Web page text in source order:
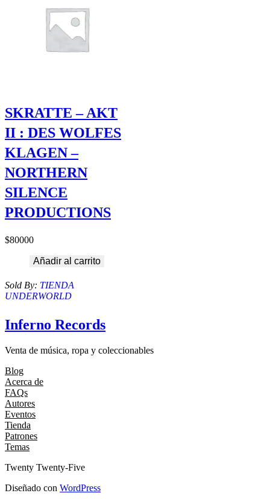
SKRATTE – AKT
II : DES WOLFES
KLAGEN –
NORTHERN
SILENCE
PRODUCTIONS
$80000
Añadir al carrito
Sold By: TIENDA
UNDERWORLD
Inferno Records
Venta de música, ropa y coleccionables
Blog
Acerca de
FAQs
Autores
Eventos
Tienda
Patrones
Temas
Twenty Twenty-Five
Diseñado con WordPress